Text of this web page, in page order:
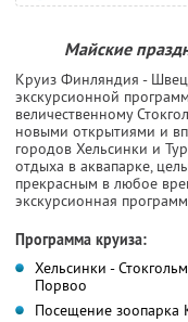
Майские
Круиз Финляндия -
экскурсионной
величественному
новыми открытиями и
городов Хельсинки и
отдыха в аквапарке,
прекрасным в любое
экскурсионная
Программа круиза:
Хельсинки -
Порвоо
Посещение зоопарка